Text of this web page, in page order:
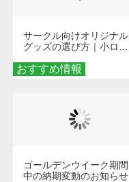
おすすめ情報
サークル向けオリジナル
グッズの選び方｜小ロッ
める秘訣
ゴールデンウイーク期間
中の納期変動のお知らせ